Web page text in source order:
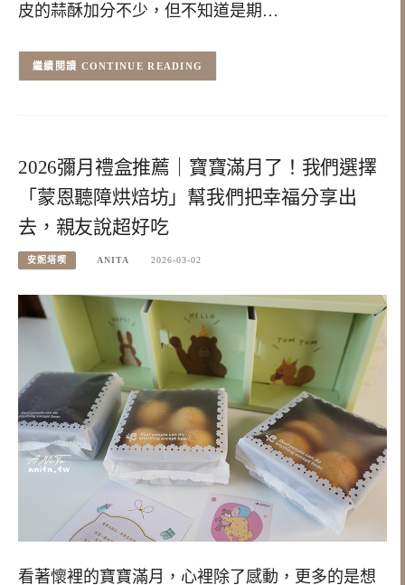
皮的蒜酥加分不少，但不知道是期…
CONTINUE READING
2026彌月禮盒推薦｜寶寶滿月了！我們選擇
「蒙恩聽障烘焙坊」幫我們把幸福分享出
去，親友說超好吃
安妮塔喫 ANITA 2026-03-02
看著懷裡的寶寶滿月，心裡除了感動，更多的是想